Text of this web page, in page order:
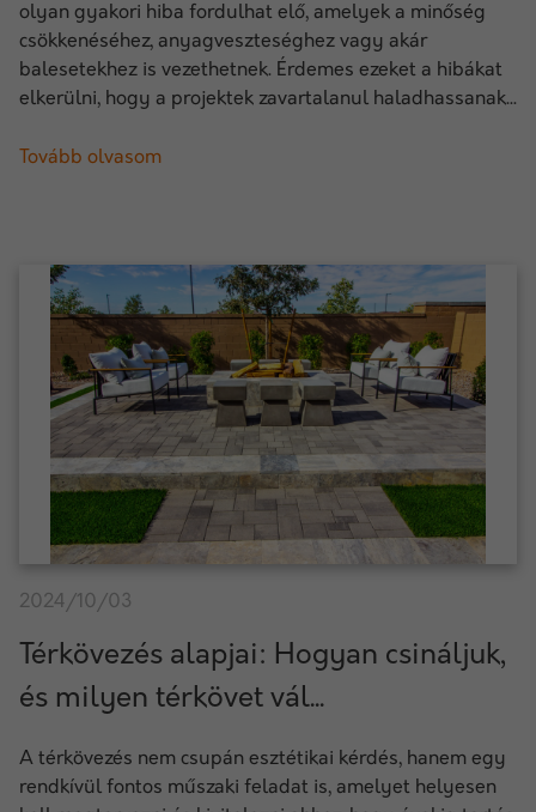
olyan gyakori hiba fordulhat elő, amelyek a minőség
csökkenéséhez, anyagveszteséghez vagy akár
balesetekhez is vezethetnek. Érdemes ezeket a hibákat
elkerülni, hogy a projektek zavartalanul haladhassanak...
Tovább olvasom
2024/10/03
Térkövezés alapjai: Hogyan csináljuk,
és milyen térkövet vál...
A térkövezés nem csupán esztétikai kérdés, hanem egy
rendkívül fontos műszaki feladat is, amelyet helyesen